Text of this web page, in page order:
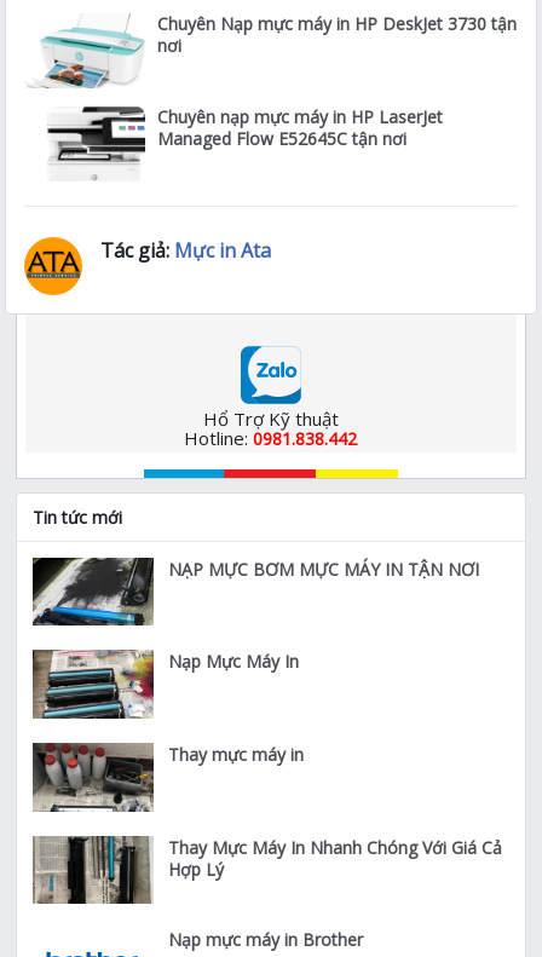
Chuyên Nạp mực máy in HP DeskJet 3730 tận
nơi
Chuyên nạp mực máy in HP LaserJet
Managed Flow E52645C tận nơi
Tác giả: Mực in Ata
Hổ Trợ Kỹ thuật
Hotline:0981.838.442
Tin tức mới
NẠP MỰC BƠM MỰC MÁY IN TẬN NƠI
Nạp Mực Máy In
Thay mực máy in
Thay Mực Máy In Nhanh Chóng Với Giá Cả
Hợp Lý
Nạp mực máy in Brother